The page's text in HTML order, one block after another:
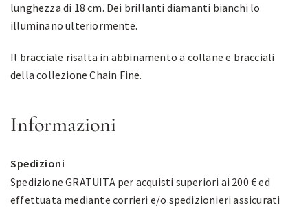
lunghezza di 18 cm. Dei brillanti diamanti bianchi lo
illuminano ulteriormente.
Il bracciale risalta in abbinamento a collane e bracciali
della collezione Chain Fine.
Informazioni
Spedizioni
Spedizione GRATUITA per acquisti superiori ai 200 € ed
effettuata mediante corrieri e/o spedizionieri assicurati